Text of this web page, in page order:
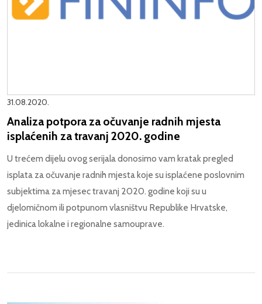
31.08.2020.
Analiza potpora za očuvanje radnih mjesta
isplaćenih za travanj 2020. godine
U trećem dijelu ovog serijala donosimo vam kratak pregled
isplata za očuvanje radnih mjesta koje su isplaćene poslovnim
subjektima za mjesec travanj 2020. godine koji su u
djelomičnom ili potpunom vlasništvu Republike Hrvatske,
jedinica lokalne i regionalne samouprave.